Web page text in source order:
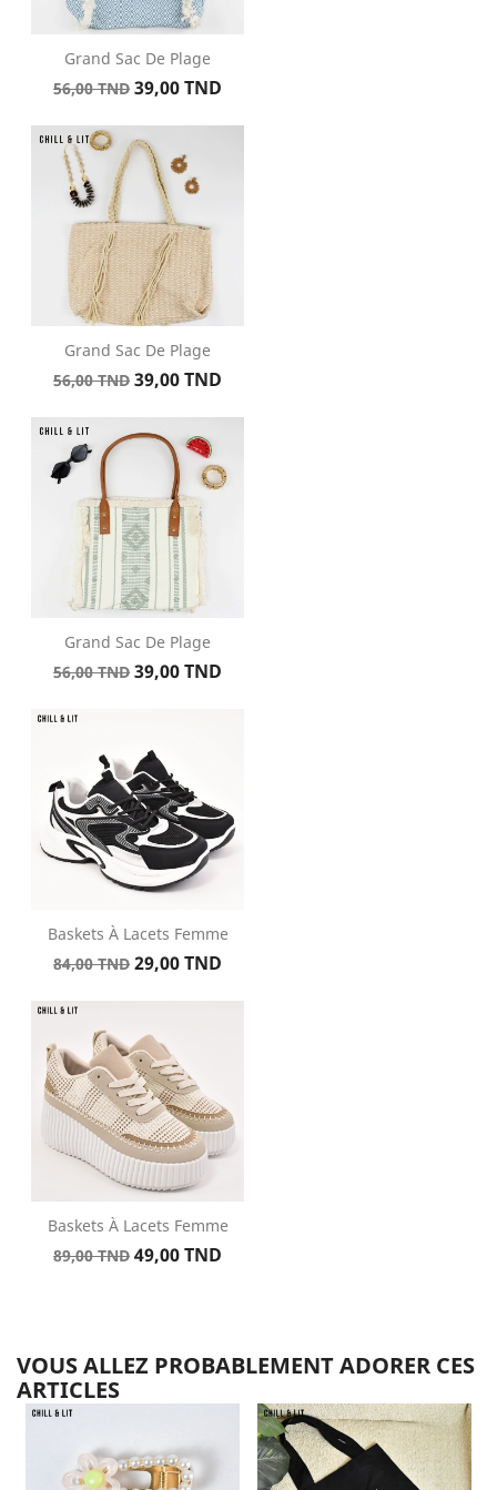
Grand Sac De Plage
Prix
base
56,00 TND Prix
39,00 TND
Grand Sac De Plage
Prix
base
56,00 TND Prix
39,00 TND
Grand Sac De Plage
Prix
base
56,00 TND Prix
39,00 TND
Baskets À Lacets Femme
Prix
base
84,00 TND Prix
29,00 TND
Baskets À Lacets Femme
Prix
89,00 TND Prix
49,00 TND
VOUS ALLEZ PROBABLEMENT ADORER CES
ARTICLES